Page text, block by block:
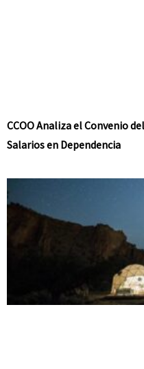
CCOO Analiza el Convenio
Salarios en Dependencia